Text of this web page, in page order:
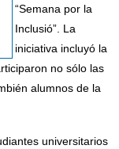
“Semana por la
Inclusió”. La
iniciativa incluyó la
no sólo las
alumnos de la
universitarios